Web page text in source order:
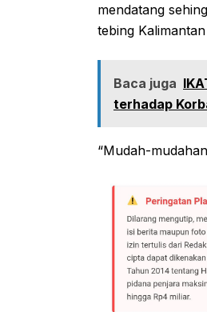
mendatang
tebing
Baca juga
terhadap
“Mudah-